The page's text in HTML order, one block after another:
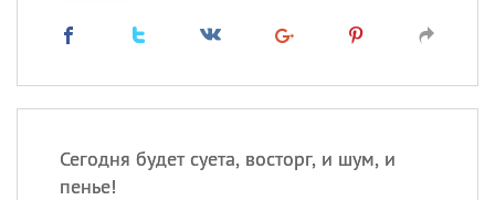
Сегодня будет суета, восторг, и шум, и
пенье!